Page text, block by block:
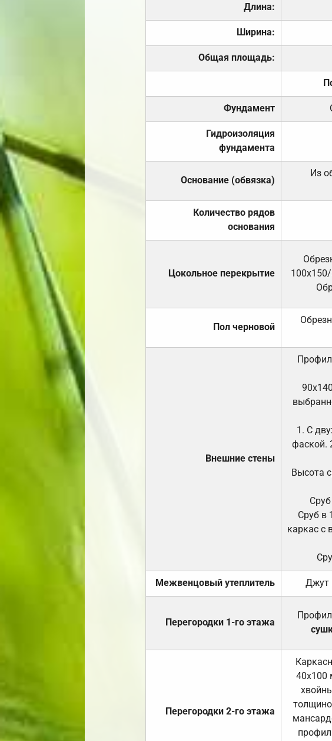
Длина:
Ширина:
Общая площадь:
Фундамент
Гидроизоляция
фундамента
Основание (обвязка)
Из
Количество рядов
основания
Цокольное перекрытие
Пол черновой
Внешние стены
1. С
фаской.
Высота
Сруб в
каркас с
Межвенцовый утеплитель Джут
Перегородки 1-го этажа
Перегородки 2-го этажа
40х100